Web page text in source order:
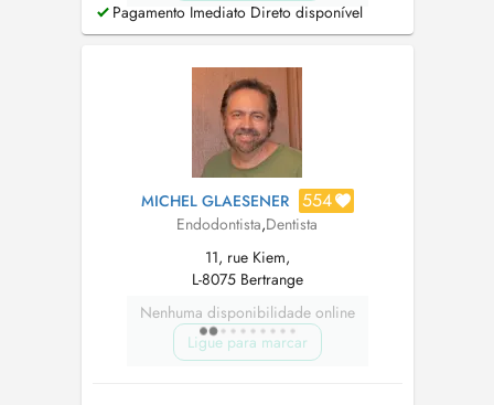
Pagamento Imediato Direto disponível
MICHEL GLAESENER 554
Endodontista,Dentista
11, rue Kiem,
L-8075 Bertrange
Nenhuma disponibilidade online
Ligue para marcar